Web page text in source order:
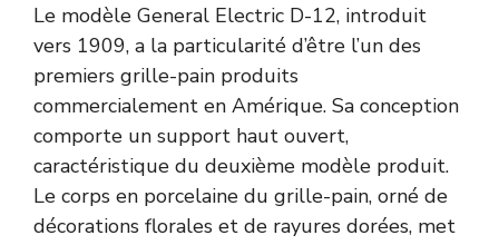
Le modèle General Electric D-12, introduit
vers 1909, a la particularité d’être l’un des
premiers grille-pain produits
commercialement en Amérique. Sa conception
comporte un support haut ouvert,
caractéristique du deuxième modèle produit.
Le corps en porcelaine du grille-pain, orné de
décorations florales et de rayures dorées, met